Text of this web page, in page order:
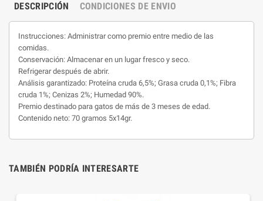
DESCRIPCIÓN CONDICIONES DE ENVIO
Instrucciones: Administrar como premio entre medio de las
comidas.
Conservación: Almacenar en un lugar fresco y seco.
Refrigerar después de abrir.
Análisis garantizado: Proteína cruda 6,5%; Grasa cruda 0,1%; Fibra
cruda 1%; Cenizas 2%; Humedad 90%.
Premio destinado para gatos de más de 3 meses de edad.
Contenido neto: 70 gramos 5x14gr.
TAMBIÉN PODRÍA INTERESARTE